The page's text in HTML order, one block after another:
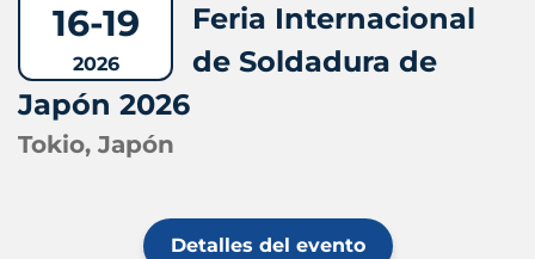
16-19
2026
Feria Internacional
de Soldadura de
Japón 2026
Tokio, Japón
Detalles del evento